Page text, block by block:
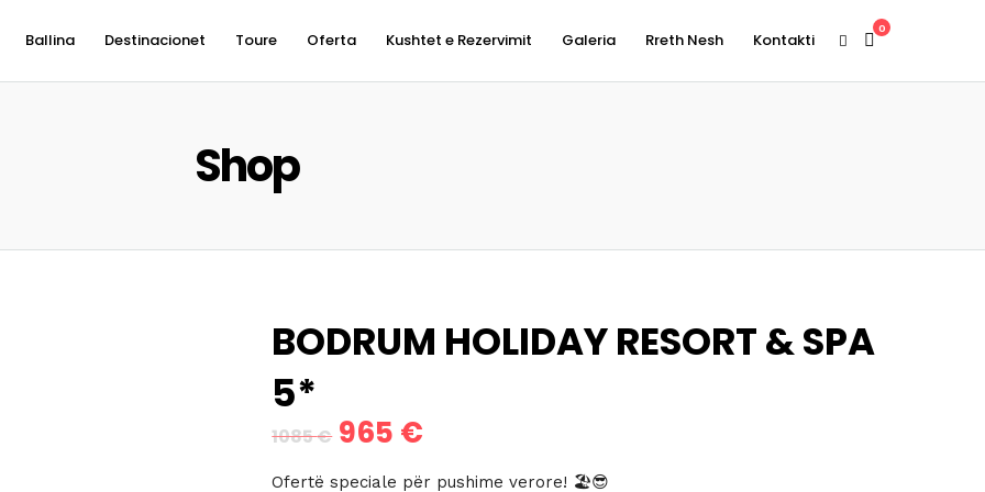
Ballina Destinacionet Toure Oferta Kushtet e Rezervimit Galeria Rreth Nesh Kontakti
0
Shop
BODRUM HOLIDAY RESORT & SPA
5*
1085€ Çmimi
origjinal
965 €
Ofertë speciale për pushime verore! 🏖😎